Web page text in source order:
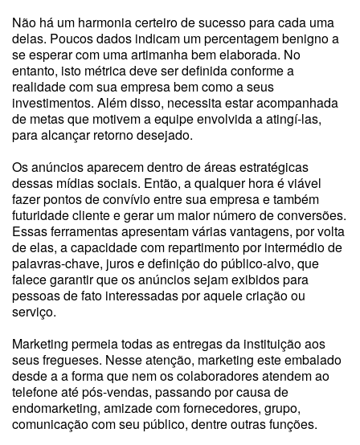
Não há um harmonia certeiro de sucesso para cada uma
delas. Poucos dados indicam um percentagem benigno a
se esperar com uma artimanha bem elaborada. No
entanto, isto métrica deve ser definida conforme a
realidade com sua empresa bem como a seus
investimentos. Além disso, necessita estar acompanhada
de metas que motivem a equipe envolvida a atingí-las,
para alcançar retorno desejado.
Os anúncios aparecem dentro de áreas estratégicas
dessas mídias sociais. Então, a qualquer hora é viável
fazer pontos de convívio entre sua empresa e também
futuridade cliente e gerar um maior número de conversões.
Essas ferramentas apresentam várias vantagens, por volta
de elas, a capacidade com repartimento por intermédio de
palavras-chave, juros e definição do público-alvo, que
falece garantir que os anúncios sejam exibidos para
pessoas de fato interessadas por aquele criação ou
serviço.
Marketing permeia todas as entregas da instituição aos
seus fregueses. Nesse atenção, marketing este embalado
desde a a forma que nem os colaboradores atendem ao
telefone até pós-vendas, passando por causa de
endomarketing, amizade com fornecedores, grupo,
comunicação com seu público, dentre outras funções.